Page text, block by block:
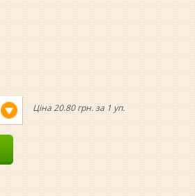
Ціна 20.80 грн. за 1 уп.